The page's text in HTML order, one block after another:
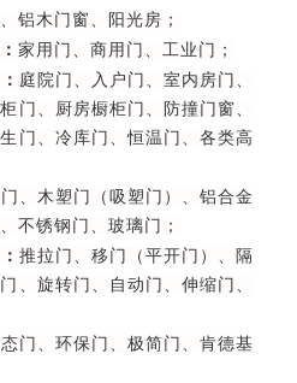
铝木门窗、阳光房；
家用门、商用门、工业门；
庭院门、入户门、室内房门、
门、厨房橱柜门、防撞门窗、
门、冷库门、恒温门、各类高
、木塑门（吸塑门）、铝合金
不锈钢门、玻璃门；
推拉门、移门（平开门）、隔
、旋转门、自动门、伸缩门、
门、环保门、极简门、肯德基